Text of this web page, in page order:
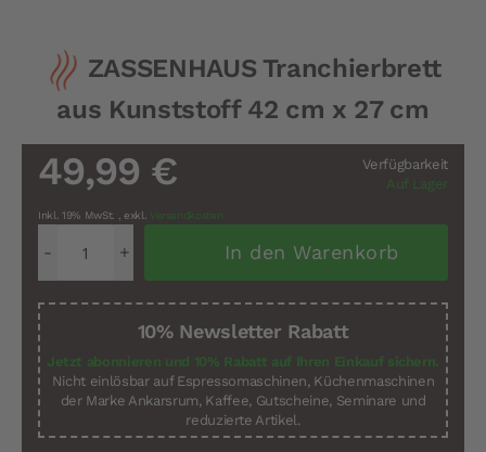
Anfang
Bildergalerie
ZASSENHAUS Tranchierbrett
aus Kunststoff 42 cm x 27 cm
Verfügbarkeit
Auf Lager
49,99 €
Inkl. 19% MwSt. , exkl. Versandkosten
In den Warenkorb
10% Newsletter Rabatt
Jetzt abonnieren und 10% Rabatt auf Ihren Einkauf sichern.
Nicht einlösbar auf Espressomaschinen, Küchenmaschinen
der Marke Ankarsrum, Kaffee, Gutscheine, Seminare und
reduzierte Artikel.